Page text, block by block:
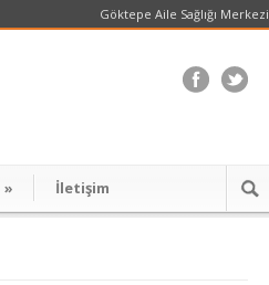
Göktepe Aile Sağlığı Merkezi
» İletişim